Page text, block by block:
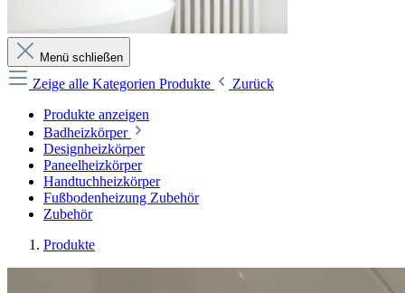
Menü schließen
Zeige alle Kategorien Produkte
Zurück
Produkte anzeigen
Badheizkörper
Designheizkörper
Paneelheizkörper
Handtuchheizkörper
Fußbodenheizung Zubehör
Zubehör
Produkte